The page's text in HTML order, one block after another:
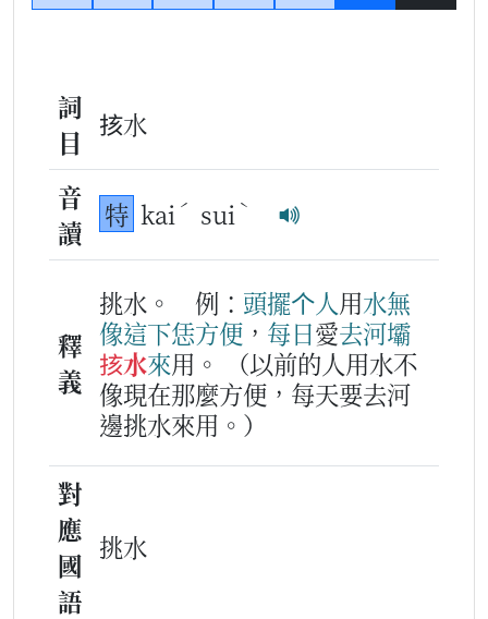
詞
目
㧡水
音
讀
特 kai ˊ sui ˋ
釋
義
挑水。 例： 頭擺个人用水無
像這下恁方便 ， 每日愛去河壩
㧡水來用。
（以前的人用水不
像現在那麼方便，每天要去河
邊挑水來用。）
對
應
國
語
挑水